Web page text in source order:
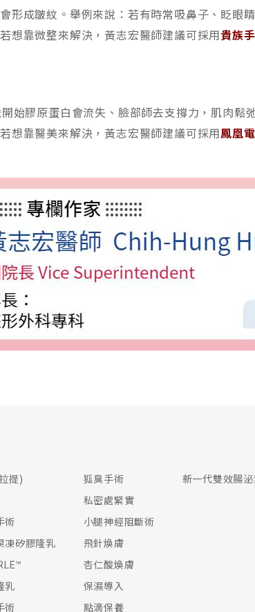
形成皺紋。舉例來說：若有時常吸鼻子、眨眼
想靠微整來解決，黃志宏醫師建議可採用貴族
始膠原蛋白會流失、臉部師去支撐力，肌肉鬆
想靠醫美來解決，黃志宏醫師建議可採用鳳凰
提)
術
凍矽膠隆乳
乳
術
狐臭手術
私密處緊實
小腿神經阻斷術
飛針煥膚
杏仁酸煥膚
保濕導入
點滴保養
新一代雙效腸泌